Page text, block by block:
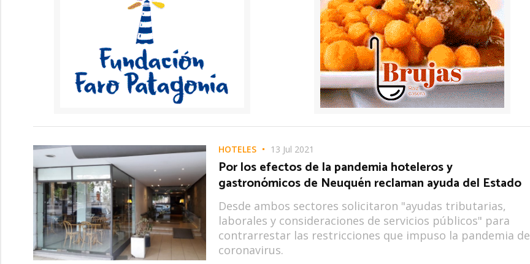
HOTELES 13 Jul 2021
Por los efectos de la pandemia hoteleros y
gastronómicos de Neuquén reclaman ayuda del Estado
Desde ambos sectores solicitaron "ayudas tributarias,
laborales y consideraciones de servicios públicos" para
contrarrestar las restricciones que impuso la pandemia de
coronavirus.